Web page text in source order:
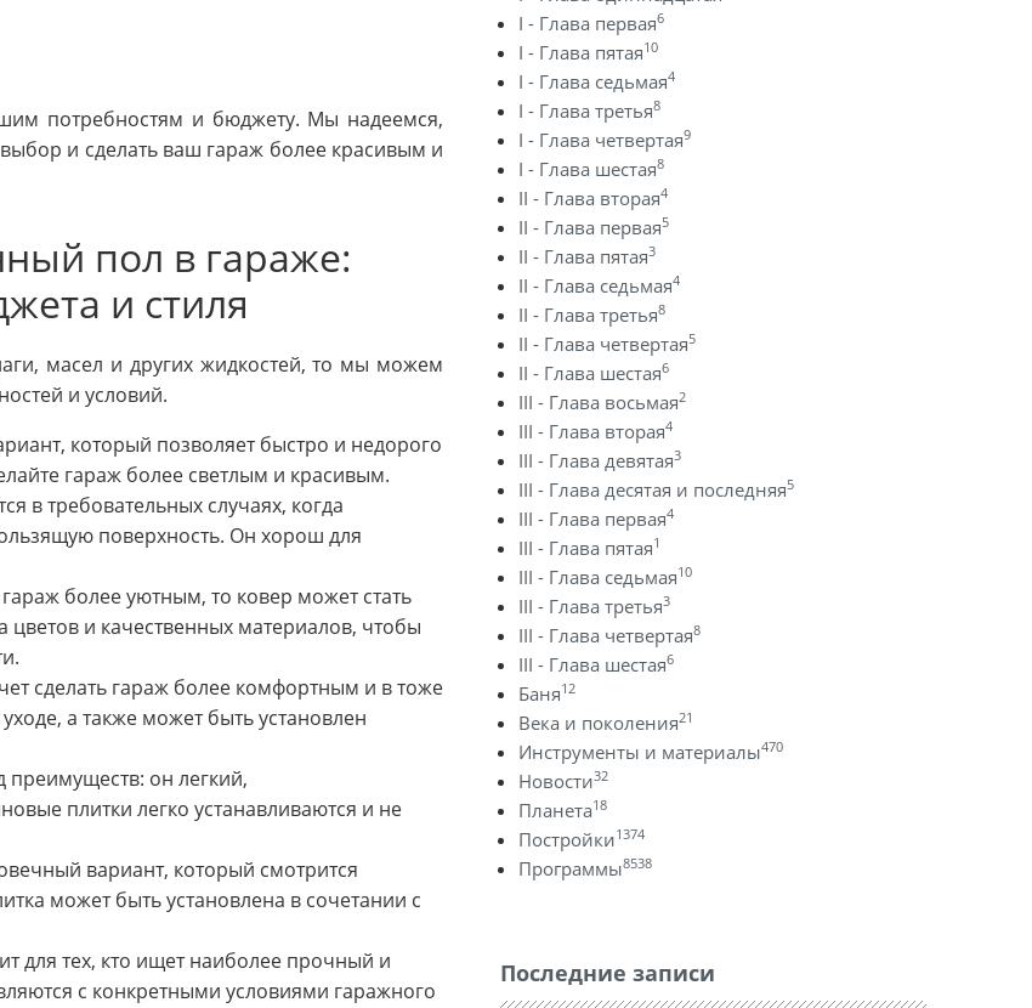
потребностям и бюджету. Мы надеемся,
и сделать ваш гараж более красивым и
пол в гараже:
и стиля
масел и других жидкостей, то мы можем
и условий.
который позволяет быстро и недорого
гараж более светлым и красивым.
в требовательных случаях, когда
поверхность. Он хорош для
более уютным, то ковер может стать
и качественных материалов, чтобы
сделать гараж более комфортным и в тоже
а также может быть установлен
преимуществ: он легкий,
плитки легко устанавливаются и не
вариант, который смотрится
может быть установлена в сочетании с
для тех, кто ищет наиболее прочный и
с конкретными условиями гаражного
I - Глава первая6
I - Глава пятая10
I - Глава седьмая4
I - Глава третья8
I - Глава четвертая9
I - Глава шестая8
II - Глава вторая4
II - Глава первая5
II - Глава пятая3
II - Глава седьмая4
II - Глава третья8
II - Глава четвертая5
II - Глава шестая6
III - Глава восьмая2
III - Глава вторая4
III - Глава девятая3
III - Глава десятая и последняя5
III - Глава первая4
III - Глава пятая1
III - Глава седьмая10
III - Глава третья3
III - Глава четвертая8
III - Глава шестая6
Баня12
Века и поколения21
Инструменты и материалы470
Новости32
Планета18
Постройки1374
Программы8538
Последние записи